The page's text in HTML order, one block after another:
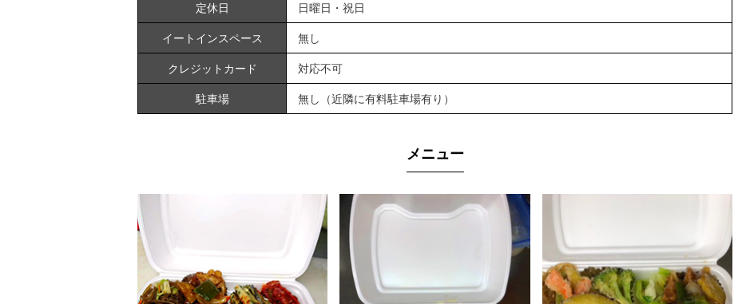
定休日 日曜日・祝日
イートインスペース 無し
クレジットカード 対応不可
駐車場 無し（近隣に有料駐車場有り）
メニュー